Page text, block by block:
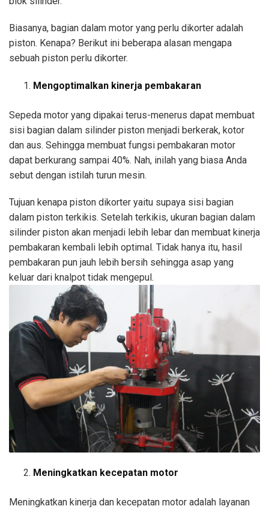
Biasanya, bagian dalam motor yang perlu dikorter adalah
piston. Kenapa? Berikut ini beberapa alasan mengapa
sebuah piston perlu dikorter.
Mengoptimalkan kinerja pembakaran
Sepeda motor yang dipakai terus-menerus dapat membuat
sisi bagian dalam silinder piston menjadi berkerak, kotor
dan aus. Sehingga membuat fungsi pembakaran motor
dapat berkurang sampai 40%. Nah, inilah yang biasa Anda
sebut dengan istilah turun mesin.
Tujuan kenapa piston dikorter yaitu supaya sisi bagian
dalam piston terkikis. Setelah terkikis, ukuran bagian dalam
silinder piston akan menjadi lebih lebar dan membuat kinerja
pembakaran kembali lebih optimal. Tidak hanya itu, hasil
pembakaran pun jauh lebih bersih sehingga asap yang
keluar dari knalpot tidak mengepul.
Meningkatkan kecepatan motor
Meningkatkan kinerja dan kecepatan motor adalah layanan